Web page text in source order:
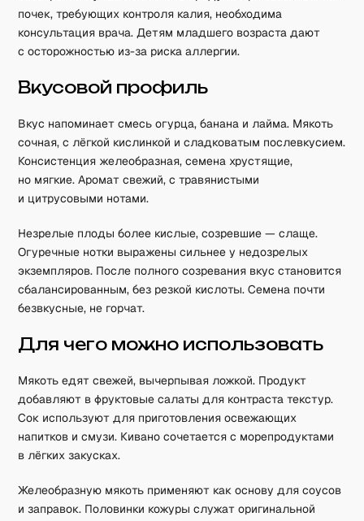
почек, требующих контроля калия, необходима
консультация врача. Детям младшего возраста дают
с осторожностью из-за риска аллергии.
Вкусовой профиль
Вкус напоминает смесь огурца, банана и лайма. Мякоть
сочная, с лёгкой кислинкой и сладковатым послевкусием.
Консистенция желеобразная, семена хрустящие,
но мягкие. Аромат свежий, с травянистыми
и цитрусовыми нотами.
Незрелые плоды более кислые, созревшие — слаще.
Огуречные нотки выражены сильнее у недозрелых
экземпляров. После полного созревания вкус становится
сбалансированным, без резкой кислоты. Семена почти
безвкусные, не горчат.
Для чего можно использовать
Мякоть едят свежей, вычерпывая ложкой. Продукт
добавляют в фруктовые салаты для контраста текстур.
Сок используют для приготовления освежающих
напитков и смузи. Кивано сочетается с морепродуктами
в лёгких закусках.
Желеобразную мякоть применяют как основу для соусов
и заправок. Половинки кожуры служат оригинальной